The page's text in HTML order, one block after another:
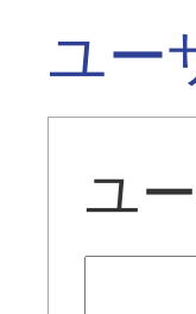
ユー
ユ